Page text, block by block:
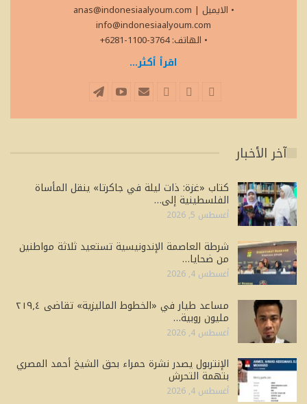
• الايميل
anas@indonesiaalyoum.com |
info@indonesiaalyoum.com
• الهاتف: 3764-1100-6281+
اقرأ أكثر...
آخر الأخبار
كتاب «غزة: ذات ليلة في جاكرتا» ينقل المأساة
الفلسطينية إلى…
أغسطس 5, 2026
شرطة العاصمة الإندونيسية تستعيد ثلاثة مواطنين
من ضحايا…
أغسطس 4, 2026
مساعد طيار في «الخطوط الماليزية» تقاضى ٢١٩٫٤
مليون روبية…
أغسطس 4, 2026
الإنتربول يصدر نشرة حمراء بحق الشيخ أحمد المصري
بتهمة التحرش
أغسطس 4, 2026